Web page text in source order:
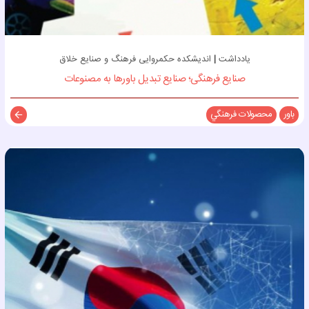
یادداشت| اندیشکده حکمروایی فرهنگ و صنایع خلاق
صنایع فرهنگی؛ صنایع تبدیل باورها به مصنوعات
باور محصولات فرهنگي